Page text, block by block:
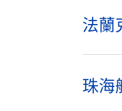
法蘭
珠海